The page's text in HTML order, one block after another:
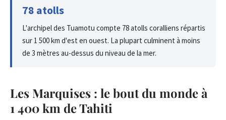
78 atolls
L'archipel des Tuamotu compte 78 atolls coralliens répartis
sur 1 500 km d'est en ouest. La plupart culminent à moins
de 3 mètres au-dessus du niveau de la mer.
Les Marquises : le bout du monde à
1 400 km de Tahiti